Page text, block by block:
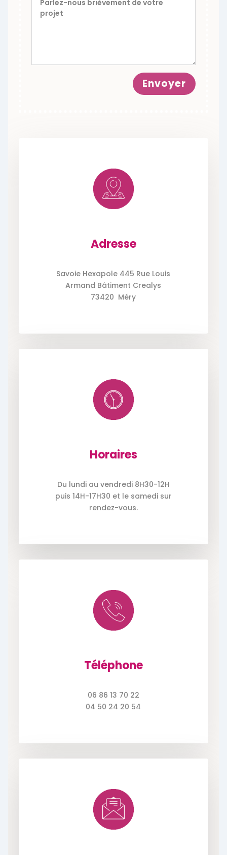
Envoyer
Adresse
Savoie Hexapole 445 Rue Louis
Armand Bâtiment Crealys
73420 Méry
Horaires
Du lundi au vendredi 8H30-12H
puis 14H-17H30 et le samedi sur
rendez-vous.
Téléphone
06 86 13 70 22
04 50 24 20 54